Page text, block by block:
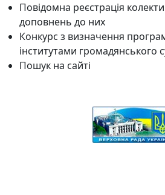
Повідомна реєстрація
доповнень до них
Конкурс з визначення
інститутами громадянського
Пошук на сайті